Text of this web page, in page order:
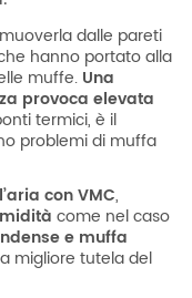
dalle pareti
hanno portato alla
muffe. Una
provoca elevata
termici, è il
problemi di muffa
con VMC,
come nel caso
e muffa
migliore tutela del